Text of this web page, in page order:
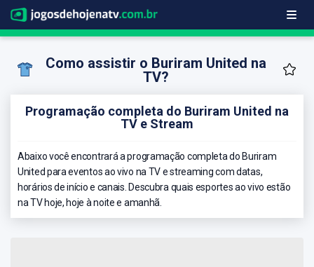
Como assistir o Buriram United na
TV?
Programação completa do Buriram United na
TV e Stream
Abaixo você encontrará a programação completa do Buriram
United para eventos ao vivo na TV e streaming com datas,
horários de início e canais. Descubra quais esportes ao vivo estão
na TV hoje, hoje à noite e amanhã.